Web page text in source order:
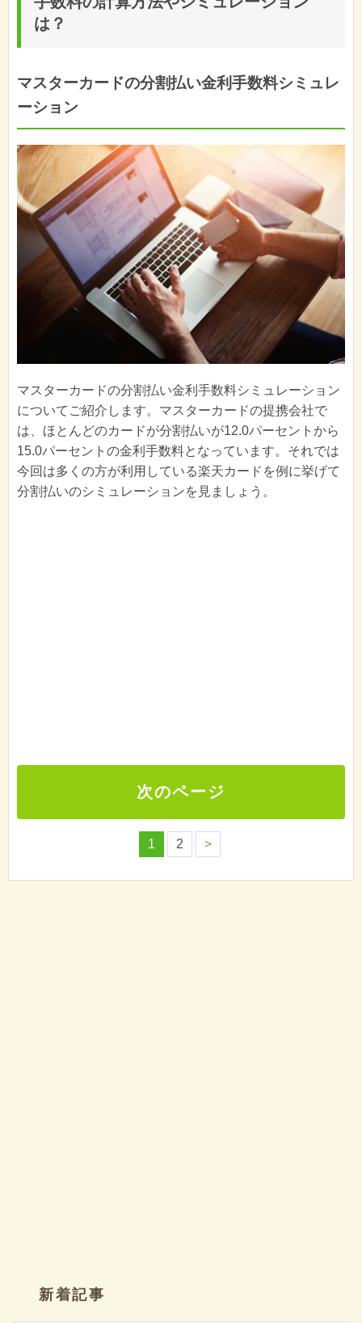
は？
マスターカードの分割払い金利手数料シミュレ
ーション
マスターカードの分割払い金利手数料シミュレーション
についてご紹介します。マスターカードの提携会社で
は、ほとんどのカードが分割払いが12.0パーセントから
15.0パーセントの金利手数料となっています。それでは
今回は多くの方が利用している楽天カードを例に挙げて
分割払いのシミュレーションを見ましょう。
次のページ
1 2 >
新着記事